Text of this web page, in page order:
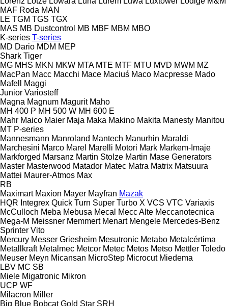
MAF Roda MAN
LE TGM TGS TGX
MAS MB Dustcontrol MB MBF MBM MBO
K-series T-series
MD Dario MDM MEP
Shark Tiger
MG MHS MKN MKW MTA MTE MTF MTU MVD MWM MZ
MacPan Macc Macchi Mace Maciuś Maco Macpresse Mado
Mafell
Maggi
Junior Variosteff
Magna Magnum Magurit Maho
MH 400 P MH 500 W MH 600 E
Mahr Maico Maier Maja Maka Makino Makita Manesty Manitou
MT P-series
Mannesmann Manroland Mantech Manurhin Maraldi
Marchesini Marco Marel Marelli Motori Mark Markem-Imaje
Markforged Marsanz Martin Stolze Martin Mase Generators
Master Masterwood Matador Matec Matra Matrix Matsuura
Mattei Maurer-Atmos Max
RB
Maximart Maxion Mayer Mayfran Mazak
HQR Integrex Quick Turn Super Turbo X VCS VTC Variaxis
McCulloch Meba Mebusa Mecal Mecc Alte Meccanotecnica
Mega-M Meissner Memmert Menart Mengele Mercedes-Benz
Sprinter Vito
Mercury Messer Griesheim Mesutronic Metabo Metalcértima
Metallkraft Metalmec Metcor Metec Metos Metso Mettler Toledo
Meuser Meyn Micansan MicroStep Microcut Miedema
LBV MC SB
Miele Migatronic Mikron
UCP WF
Milacron Miller
Big Blue Bobcat Gold Star SRH